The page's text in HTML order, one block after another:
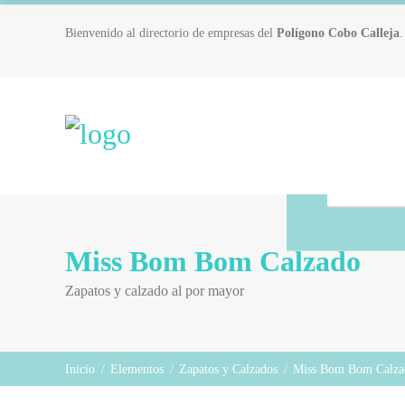
Bienvenido al directorio de empresas del Polígono Cobo Calleja.
Miss Bom Bom Calzado
Zapatos y calzado al por mayor
Inicio / Elementos / Zapatos y Calzados / Miss Bom Bom